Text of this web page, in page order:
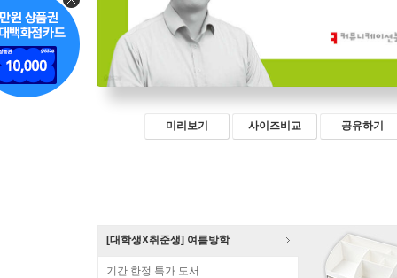
미리보기 사이즈비교 공유하기
[대학생X취준생] 여름방학
기간 한정 특가 도서